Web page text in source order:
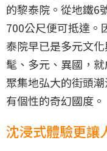
的黎泰院。從地鐵6
700公尺便可抵達。
泰院早已是多元文
髦、多元、異國，
聚集地弘大的街頭
有個性的奇幻國度。
沈浸式體驗更讓